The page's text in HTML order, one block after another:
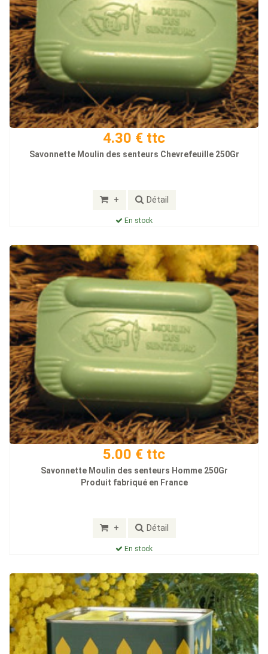
4.30 € ttc
Savonnette Moulin des senteurs Chevrefeuille 250Gr
+ Détail
En stock
5.00 € ttc
Savonnette Moulin des senteurs Homme 250Gr
Produit fabriqué en France
+ Détail
En stock